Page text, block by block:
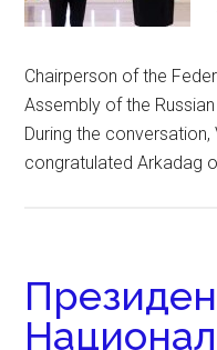
Chairperson of the
Assembly of the
During the
congratulated Arkadag